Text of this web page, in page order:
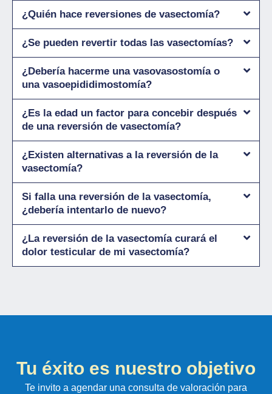
¿Quién hace reversiones de vasectomía?
¿Se pueden revertir todas las vasectomías?
¿Debería hacerme una vasovasostomía o
una vasoepididimostomía?
¿Es la edad un factor para concebir después
de una reversión de vasectomía?
¿Existen alternativas a la reversión de la
vasectomía?
Si falla una reversión de la vasectomía,
¿debería intentarlo de nuevo?
¿La reversión de la vasectomía curará el
dolor testicular de mi vasectomía?
Tu éxito es nuestro objetivo
Te invito a agendar una consulta de valoración para